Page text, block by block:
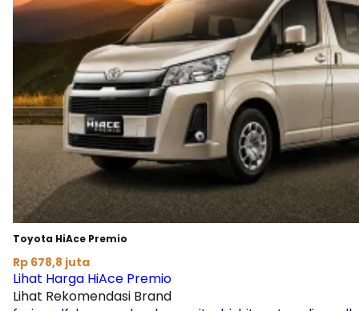
Toyota HiAce Premio
Rp 678,8 juta
Lihat Harga HiAce Premio
Lihat Rekomendasi Brand